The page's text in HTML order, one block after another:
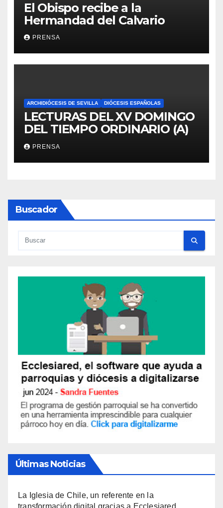
El Obispo recibe a la
Hermandad del Calvario
PRENSA
ARCHIDIÓCESIS DE SEVILLA DIÓCESIS ESPAÑOLAS
LECTURAS DEL XV DOMINGO
DEL TIEMPO ORDINARIO (A)
PRENSA
Buscador
Últimas Noticias
La Iglesia de Chile, un referente en la
transformación digital gracias a Ecclesiared